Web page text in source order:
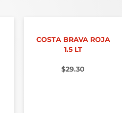
COSTA BRAVA ROJA
1.5 LT
$29.30